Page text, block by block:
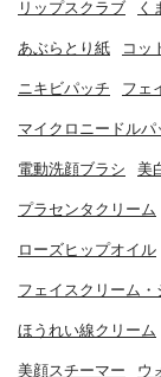
リップスクラブ く
あぶらとり紙 コッ
ニキビパッチ フェ
マイクロニードルパ
電動洗顔ブラシ 美
プラセンタクリーム
ローズヒップオイル
フェイスクリーム
ほうれい線クリーム
美顔スチーマー ウ